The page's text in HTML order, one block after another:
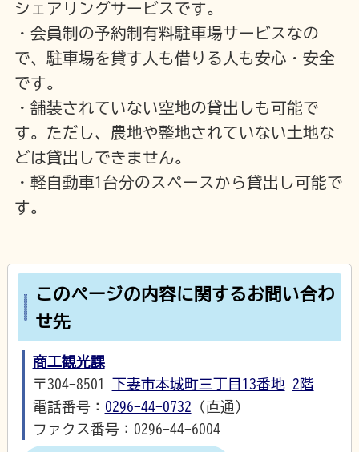
シェアリングサービスです。
・会員制の予約制有料駐車場サービスなの
で、駐車場を貸す人も借りる人も安心・安全
です。
・舗装されていない空地の貸出しも可能で
す。ただし、農地や整地されていない土地な
どは貸出しできません。
・軽自動車1台分のスペースから貸出し可能で
す。
このページの内容に関するお問い合わ
せ先
商工観光課
〒304-8501
下妻市本城町三丁目13番地 2階
電話番号： 0296-44-0732 （直通）
ファクス番号：0296-44-6004